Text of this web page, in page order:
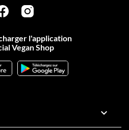
l'application
Vegan Shop
